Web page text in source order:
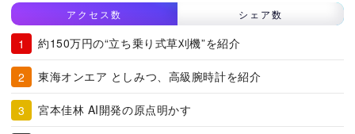
アクセス数 シェア数
約150万円の“立ち乗り式草刈機”を紹介
東海オンエア としみつ、高級腕時計を紹介
宮本佳林 AI開発の原点明かす